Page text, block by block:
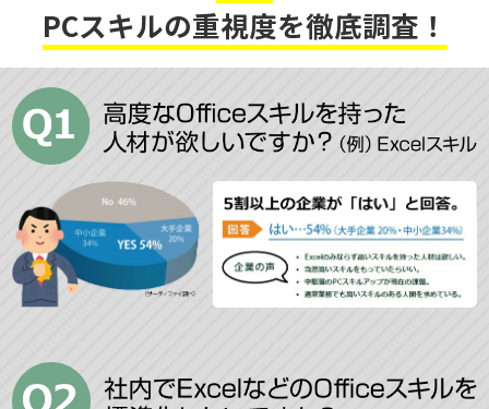
PCスキルの重視度を徹底調査！